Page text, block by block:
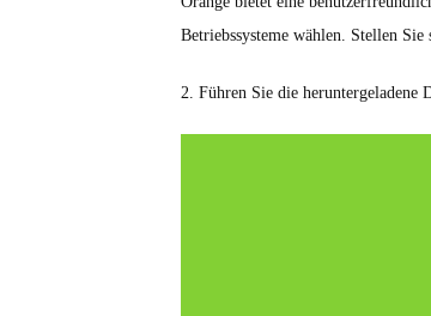
Betriebssysteme wählen. Stellen
2. Führen Sie die heruntergeladene